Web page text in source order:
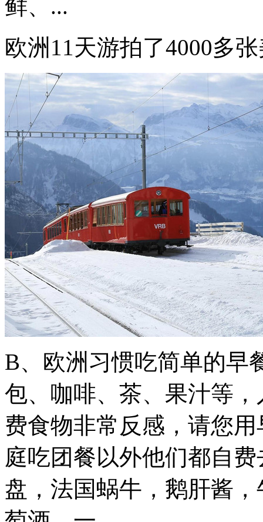
鲜、...
欧洲11天游拍了4000多
B、欧洲习惯吃简单的早
包、咖啡、茶、果汁等
费食物非常反感，请您
庭吃团餐以外他们都自
盘，法国蜗牛，鹅肝酱